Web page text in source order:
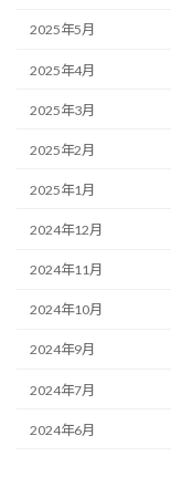
2025年5月
2025年4月
2025年3月
2025年2月
2025年1月
2024年12月
2024年11月
2024年10月
2024年9月
2024年7月
2024年6月